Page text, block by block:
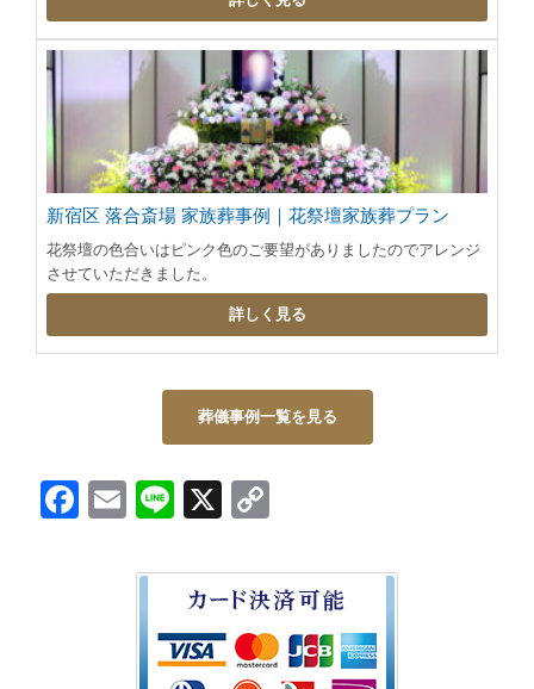
新宿区 落合斎場 家族葬事例｜花祭壇家族葬プラン
花祭壇の色合いはピンク色のご要望がありましたのでアレンジ
させていただきました。
詳しく見る
葬儀事例一覧を見る
Facebook
EmailLine
X